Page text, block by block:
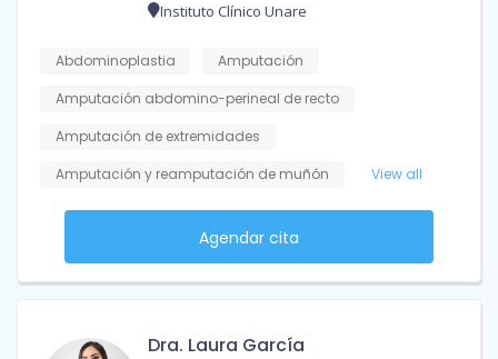
Instituto Clínico Unare
Abdominoplastia
Amputación
Amputación abdomino-perineal de recto
Amputación de extremidades
Amputación y reamputación de muñón
View all
Agendar cita
Dra. Laura García